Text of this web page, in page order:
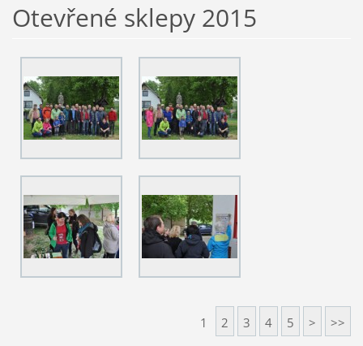
Otevřené sklepy 2015
1 2 3 4 5 > >>